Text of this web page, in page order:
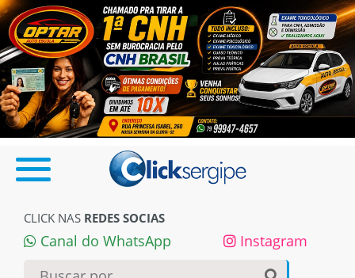
CLICK NAS REDES SOCIAS
Canal do WhatsApp Instagram